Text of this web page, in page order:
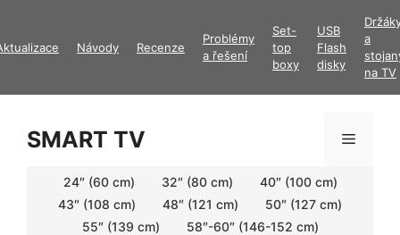
obsah
Návody Recenze
Problémy
a řešení
Set-
top
boxy
USB
Flash
disky
a
na TV
SMART TV Menu
24″ (60 cm) 32″ (80 cm)
40″ (100 cm)
43″ (108 cm)
48″ (121 cm)
50″ (127 cm)
55″ (139 cm)
58″-60″ (146-152 cm)